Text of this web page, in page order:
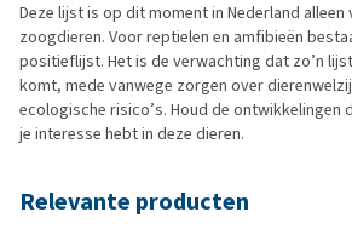
Deze lijst is op dit moment in Nederland
zoogdieren. Voor reptielen en amfibieën
positieflijst. Het is de verwachting dat zo’n
komt, mede vanwege zorgen over
ecologische risico’s. Houd de ontwikkelingen
je interesse hebt in deze dieren.
Relevante producten